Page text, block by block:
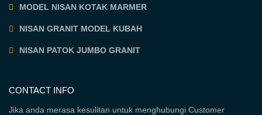
MODEL NISAN KOTAK MARMER
NISAN GRANIT MODEL KUBAH
NISAN PATOK JUMBO GRANIT
CONTACT INFO
Jika anda merasa kesulitan untuk menghubungi Customer